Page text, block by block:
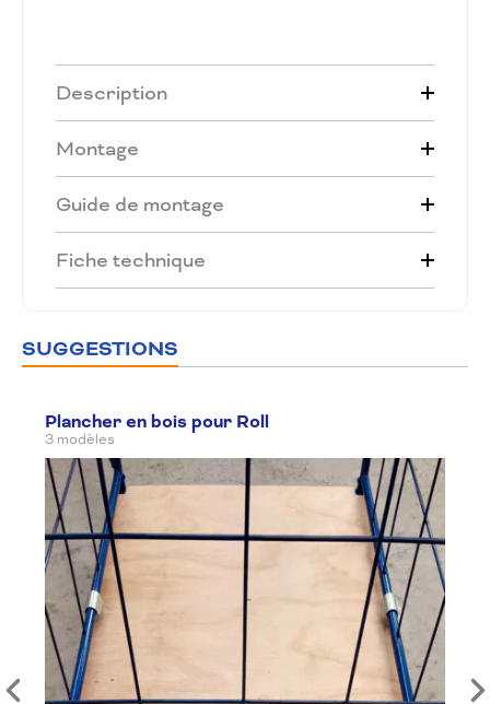
Description
Montage
Guide de montage
Fiche technique
SUGGESTIONS
Plancher en bois pour Roll
3 modèles